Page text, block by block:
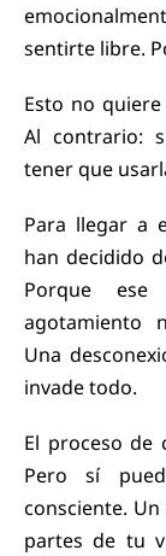
sentirte libre.
Esto no
Al contrario:
tener que
Para llegar a
han decidido
Porque
agotamiento
Una
invade todo.
El proceso de
Pero sí
consciente.
partes de tu